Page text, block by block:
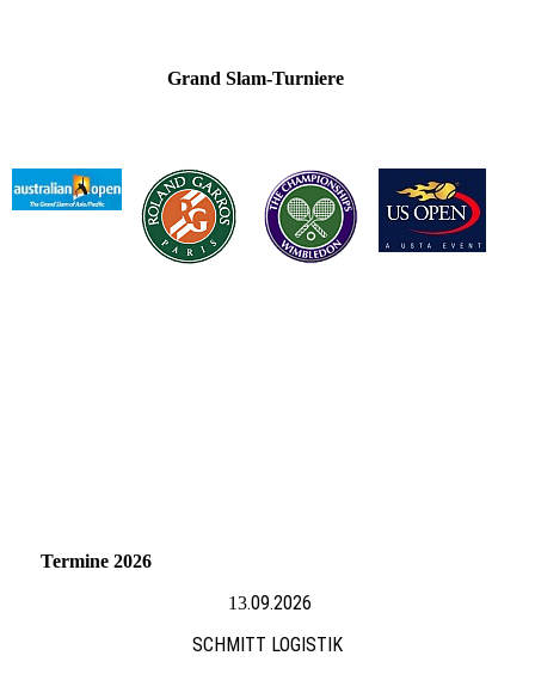
Grand Slam-Turniere
Termine 2026
13.09.2026
SCHMITT LOGISTIK